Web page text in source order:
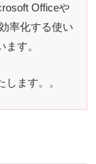
Officeや
率化する使い
す。
ます。。